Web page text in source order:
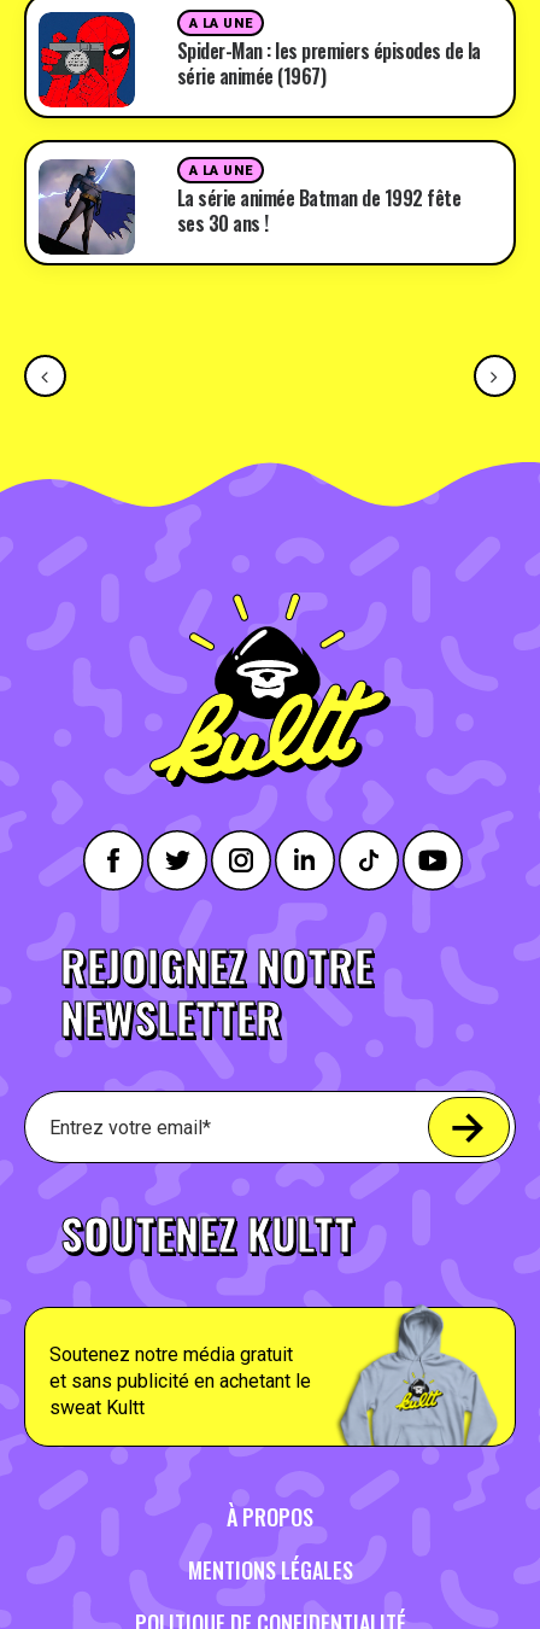
A LA UNE
Spider-Man : les premiers épisodes de la
série animée (1967)
A LA UNE
La série animée Batman de 1992 fête
ses 30 ans !
REJOIGNEZ NOTRE
NEWSLETTER
SOUTENEZ KULTT
Soutenez notre média gratuit
et sans publicité en achetant le
sweat Kultt
À PROPOS
MENTIONS LÉGALES